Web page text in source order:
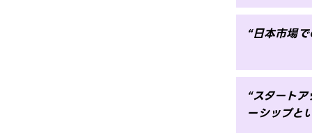
“日本市場
“スタート
ーシップと